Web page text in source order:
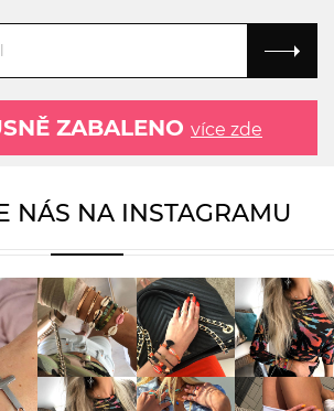
ZABALENO více zde
NÁS NA INSTAGRAMU